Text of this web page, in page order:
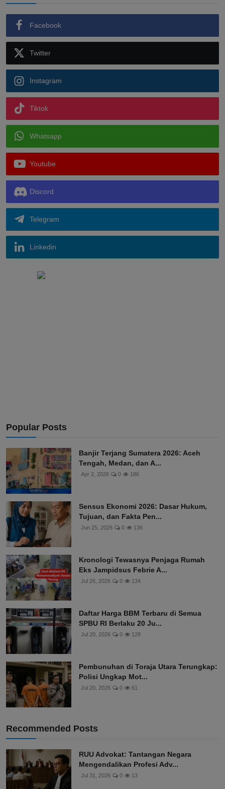
Facebook
Twitter
Instagram
Tiktok
Whatsapp
Youtube
Discord
Telegram
Linkedin
Popular Posts
Banjir Terjang Sumatera 2026: Aceh
Tengah, Medan, dan A...
Apr 2, 2026 0 186
Sensus Ekonomi 2026: Dasar Hukum,
Tujuan, dan Fakta Pen...
Jun 25, 2026 0 136
Kronologi Tewasnya Penjaga Rumah
Eks Jampidsus Febrie A...
Jul 26, 2026 0 134
Daftar Harga BBM Terbaru di Semua
SPBU RI Berlaku 20 Ju...
Jul 20, 2026 0 128
Pembunuhan di Toraja Utara Terungkap:
Polisi Ungkap Mot...
Jul 20, 2026 0 61
Recommended Posts
RUU Advokat: Tantangan Negara
Mengendalikan Profesi Adv...
Jul 31, 2026 0 13